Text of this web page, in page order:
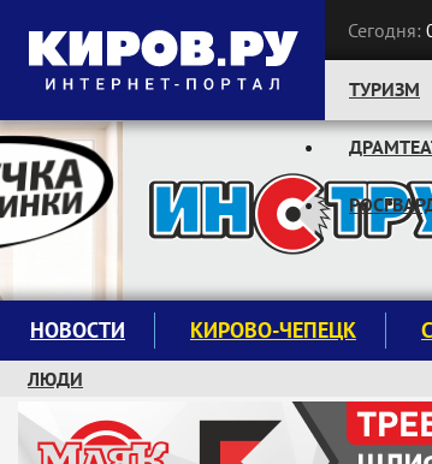
Сегодня:
Следите за новостями:
ТУРИЗМ
НОВОСТИ КИРОВО-ЧЕПЕЦК
ЛЮДИ
КРУЖКИ И СЕКЦИИ
ЗАВОДУ "МАЯК" 85 ЛЕТ